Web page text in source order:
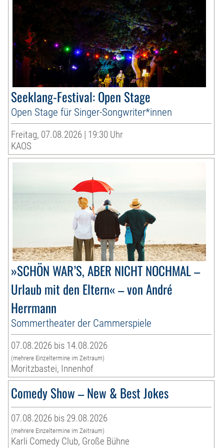
Seeklang-Festival: Open Stage
Open Stage für Singer-Songwriter*innen
Freitag, 07.08.2026 | 19:30 Uhr
KAOS
»SCHÖN WAR’S, ABER NICHT NOCHMAL –
Urlaub mit den Eltern« – von André
Herrmann
Sommertheater der Cammerspiele
07.08.2026 bis 14.08.2026
(mehrere Einzeltermine im Zeitraum)
Moritzbastei, Innenhof
Comedy Show – New & Best Jokes
07.08.2026 bis 29.08.2026
(mehrere Einzeltermine im Zeitraum)
Karli Comedy Club, Große Bühne